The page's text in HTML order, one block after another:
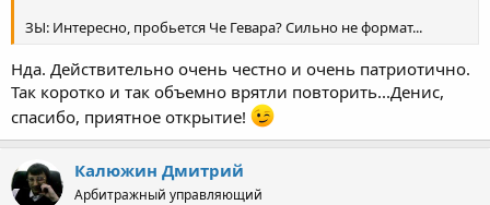
ЗЫ: Интересно, пробьется Че Гевара? Сильно не формат...
Нда. Действительно очень честно и очень патриотично.
Так коротко и так объемно врятли повторить...Денис,
спасибо, приятное открытие!
Калюжин Дмитрий
Арбитражный управляющий